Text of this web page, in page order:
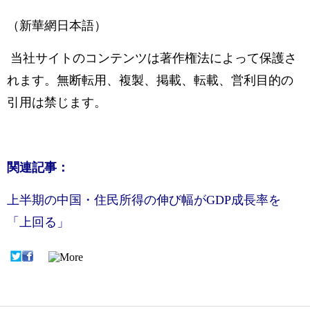
（新華網日本語）
当社サイトのコンテンツは著作権法によって保護さ
れます。無断転用、複製、掲載、転載、営利目的の
引用は禁じます。
関連記事：
上半期の中国・住民所得の伸び幅がGDP成長率を
「上回る」